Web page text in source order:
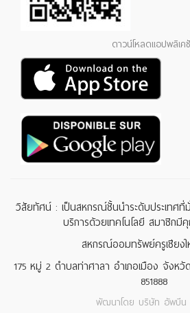
ดาวน์โหลดแอปพลิเค
วิสัยทัศน์ : เป็นสหกรณ์ชั้นนำระดับประเทศ
บริการด้วยเทคโนโลยี สมาชิก
สหกรณ์ออมทรัพย์ครูเชียง
175 หมู่ 2 ตำบลท่าศาลา อำเภอเมือง จังหวั
851888
พัฒนาโดย บริษัท อัพบีน